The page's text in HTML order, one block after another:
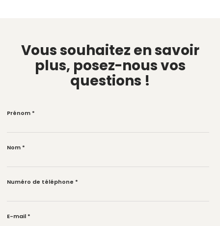
Vous souhaitez en savoir
plus, posez-nous vos
questions !
Prénom *
Nom *
Numéro de téléphone *
E-mail *